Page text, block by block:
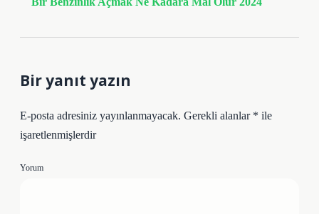
Bir yanıt yazın
E-posta adresiniz yayınlanmayacak. Gerekli alanlar * ile
işaretlenmişlerdir
Yorum